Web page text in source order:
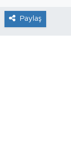
Paylaş
Son